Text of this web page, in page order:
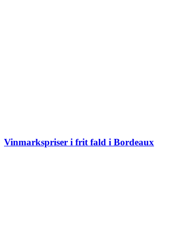
Vinmarkspriser i frit fald i Bordeaux